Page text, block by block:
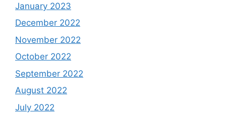
January 2023
December 2022
November 2022
October 2022
September 2022
August 2022
July 2022